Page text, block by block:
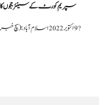
سپریم کورٹ کے سینئر ججوں کا
?️ 9 اکتوبر 2022اسلام آباد:(سچ خبریں) سپریم کورٹ کے سینئر ترین جج جسٹس قاضی فائز